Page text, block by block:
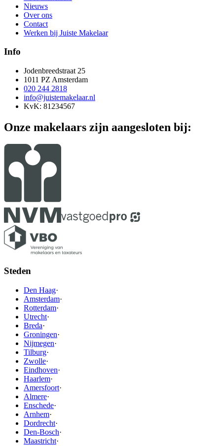
Nieuws
Over ons
Contact
Werken bij Juiste Makelaar
Info
Jodenbreedstraat 25
1011 PZ Amsterdam
020 244 2818
info@juistemakelaar.nl
KvK: 81234567
Onze makelaars zijn aangesloten bij:
Steden
Den Haag·
Amsterdam·
Rotterdam·
Utrecht·
Breda·
Groningen·
Nijmegen·
Tilburg·
Zwolle·
Eindhoven·
Haarlem·
Amersfoort·
Almere·
Enschede·
Arnhem·
Dordrecht·
Den-Bosch·
Maastricht·